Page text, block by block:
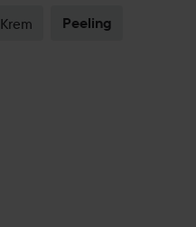
Krem Peeling